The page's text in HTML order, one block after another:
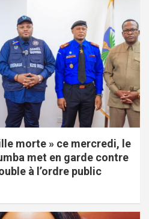
morte » ce mercredi, le
met en garde contre
à l’ordre public